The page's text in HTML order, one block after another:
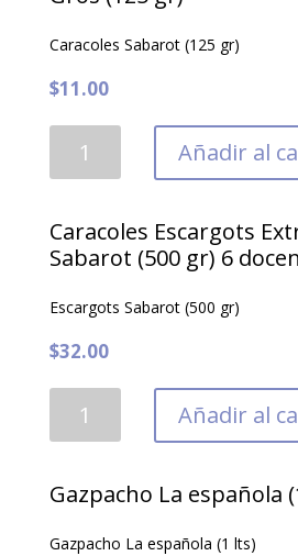
Caracoles Sabarot (125 gr)
$11.00
escargots
Extra
Gros
gr)
Añadir al
Caracoles Escargots
Sabarot (500 gr) 6
Escargots Sabarot (500 gr)
$32.00
Escargots
Gros
Sabarot
(500
Añadir al
Gazpacho La española
Gazpacho La española (1 lts)